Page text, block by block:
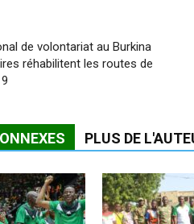
de volontariat au Burkina
réhabilitent les routes de
PLUS DE